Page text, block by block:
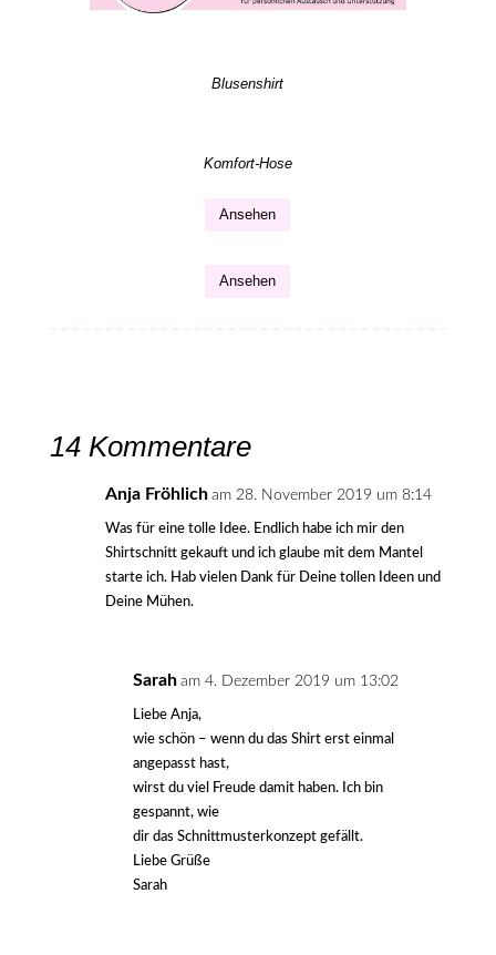
Blusenshirt
Komfort-Hose
Ansehen
Ansehen
14 Kommentare
Anja Fröhlich am 28. November 2019 um 8:14
Was für eine tolle Idee. Endlich habe ich mir den
Shirtschnitt gekauft und ich glaube mit dem Mantel
starte ich. Hab vielen Dank für Deine tollen Ideen und
Deine Mühen.
Sarah am 4. Dezember 2019 um 13:02
Liebe Anja,
wie schön – wenn du das Shirt erst einmal
angepasst hast,
wirst du viel Freude damit haben. Ich bin
gespannt, wie
dir das Schnittmusterkonzept gefällt.
Liebe Grüße
Sarah